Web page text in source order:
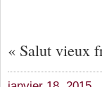
« Salut vieux